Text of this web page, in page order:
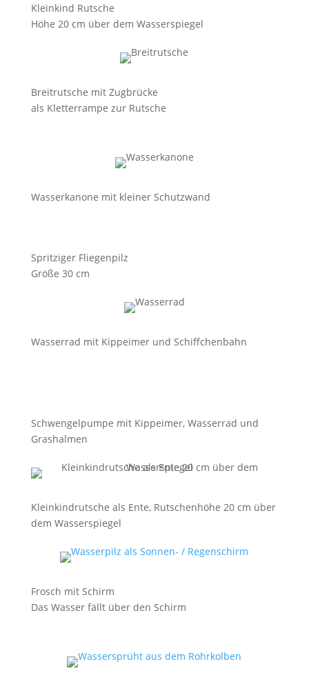
Kleinkind Rutsche
Höhe 20 cm über dem Wasserspiegel
Breitrutsche mit Zugbrücke
als Kletterrampe zur Rutsche
Wasserkanone mit kleiner Schutzwand
Spritziger Fliegenpilz
Größe 30 cm
Wasserrad mit Kippeimer und Schiffchenbahn
Schwengelpumpe mit Kippeimer, Wasserrad und
Grashalmen
Kleinkindrutsche als Ente, Rutschenhöhe 20 cm über
dem Wasserspiegel
Frosch mit Schirm
Das Wasser fällt über den Schirm